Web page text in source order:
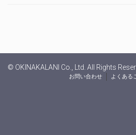
© OKINAKALANI Co., Ltd. All Rights
お問い合わせ よくある